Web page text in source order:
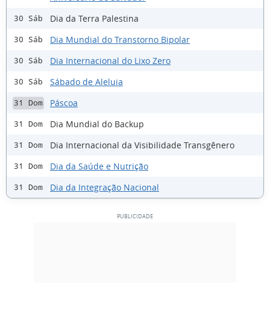
30 Sáb Dia da Terra Palestina
30 Sáb Dia Mundial do Transtorno Bipolar
30 Sáb Dia Internacional do Lixo Zero
30 Sáb Sábado de Aleluia
31 Dom Páscoa
31 Dom Dia Mundial do Backup
31 Dom Dia Internacional da Visibilidade Transgênero
31 Dom Dia da Saúde e Nutrição
31 Dom Dia da Integração Nacional